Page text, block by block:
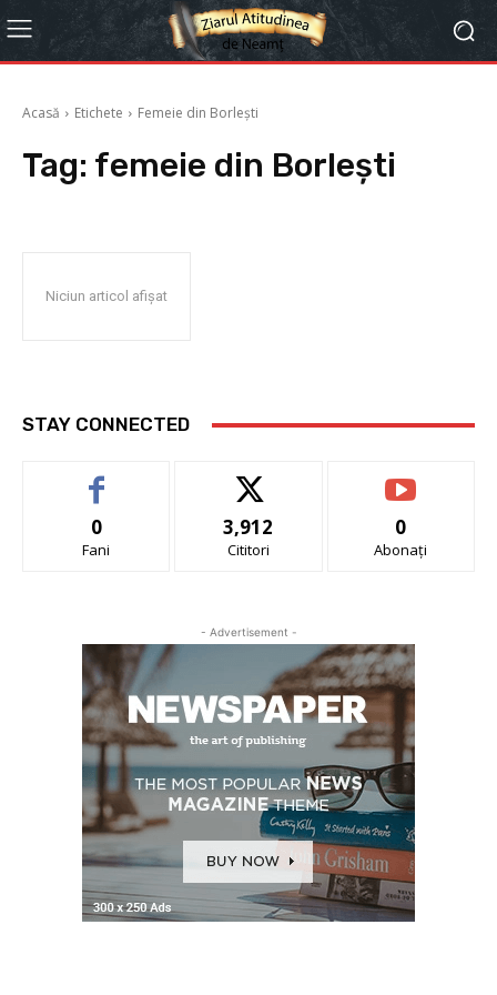
Acasă Etichete Femeie din Borlești
Tag: femeie din Borlești
Niciun articol afișat
STAY CONNECTED
0
Fani
3,912
Cititori
0
Abonați
- Advertisement -